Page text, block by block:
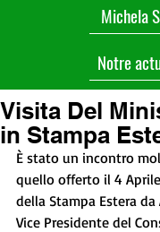
Michela
Notre
Visita Del
in Stampa
È stato un incontro
quello offerto il 4
della Stampa Estera da
Vice Presidente del